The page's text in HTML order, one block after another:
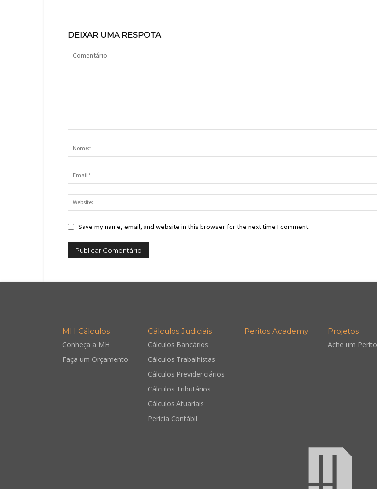
DEIXAR UMA RESPOTA
Save my name, email, and website in this browser for the next time I comment.
MH Cálculos
Conheça a MH
Faça um Orçamento
Cálculos Judiciais
Cálculos Bancários
Cálculos Trabalhistas
Cálculos Previdenciários
Cálculos Tributários
Cálculos Atuariais
Perícia Contábil
Peritos Academy
Projetos
Ache um Perito